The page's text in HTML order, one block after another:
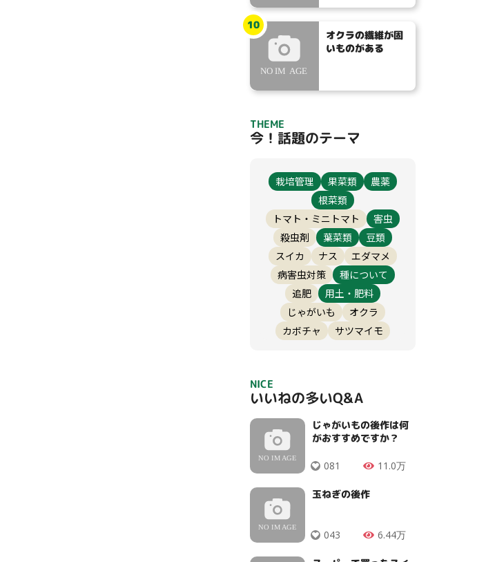
オクラの繊維が固
いものがある
10
THEME
今！話題のテーマ
栽培管理 果菜類
農薬
根菜類
トマト・ミニトマト
害虫
殺虫剤
葉菜類
豆類
スイカ
ナス
エダマメ
病害虫対策
種について
追肥
用土・肥料
じゃがいも
オクラ
カボチャ
サツマイモ
NICE
いいねの多いQ&A
じゃがいもの後作は何
がおすすめですか？
081 11.0万
玉ねぎの後作
043 6.44万